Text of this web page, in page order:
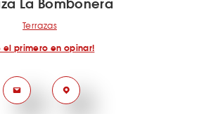
Terrazas
el primero en opinar!